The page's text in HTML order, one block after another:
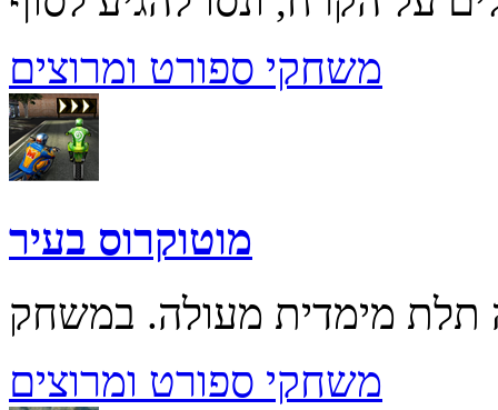
משחקי ספורט ומרוצים
מוטוקרוס בעיר
משחקי ספורט ומרוצים